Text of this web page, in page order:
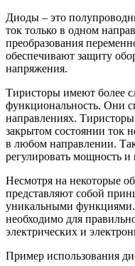
Диоды – это
ток только в одном
преобразования
обеспечивают защиту
напряжения.
Тиристоры имеют более
функциональность. Они
направлениях.
закрытом состоянии ток
в любом направлении.
регулировать мощность и
Несмотря на некоторые
представляют собой
уникальными
необходимо для
электрических и
Пример использования